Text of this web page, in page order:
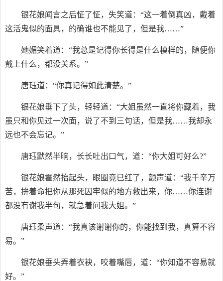
银花娘闻言之后怔了怔，失笑道：“这一着倒真凶，戴着
这活鬼似的面具，的确谁也不能见了，但是我……”
她媚笑着道：“我总是记得你长得是什么模样的，随便你
戴上什么，都没关系。”
唐珏道：“你真记得如此清楚。”
银花娘垂下了头，轻轻道：“大姐虽然一直将你藏着，我
虽只和你见过一次面，说了不到三句话，但是我……我却永
远也不会忘记。”
唐珏默然半晌，长长吐出口气，道：“你大姐可好么?”
银花娘霍然抬起头，眼圈竟已红了，颤声道：“我千辛万
苦，拚着命把你从那死囚牢似的地方救出来，你……你连谢
都没有谢我半句，就急着问我大姐。”
唐珏柔声道：“我真该谢谢你的，你能找到我，真算不容
易。”
银花娘垂头弄着衣袂，咬着嘴唇，道：“你知道不容易就
好。”